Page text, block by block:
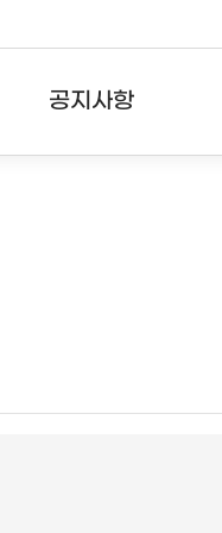
공지사항